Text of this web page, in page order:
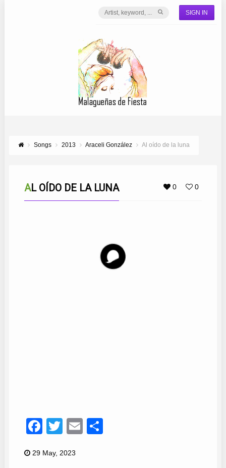
SIGN IN
Songs 2013 Araceli González Al oído de la luna
0 0
AL OÍDO DE LA LUNA
Facebook
TwitterEmail
29 May, 2023